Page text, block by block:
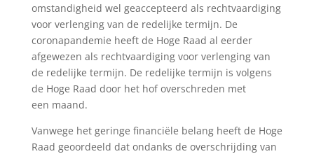
omstandigheid wel geaccepteerd als rechtvaardiging
voor verlenging van de redelijke termijn. De
coronapandemie heeft de Hoge Raad al eerder
afgewezen als rechtvaardiging voor verlenging van
de redelijke termijn. De redelijke termijn is volgens
de Hoge Raad door het hof overschreden met
een maand.
Vanwege het geringe financiële belang heeft de Hoge
Raad geoordeeld dat ondanks de overschrijding van